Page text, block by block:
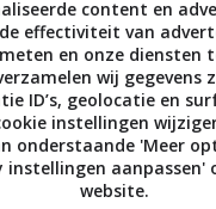
met
fruit en
Brunch
content en
effectiviteit van
en onze diensten
wij gegevens
ID’s, geolocatie en
instellingen
onderstaande 'Meer
instellingen aanpassen'
website.